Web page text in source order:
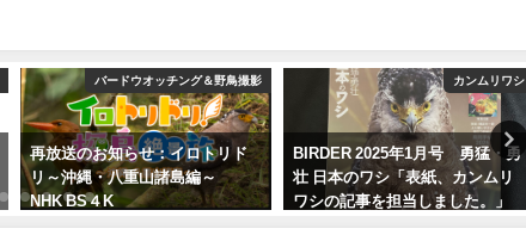
バードウオッチング＆野鳥撮影
再放送のお知らせ：イロトリド
リ～沖縄・八重山諸島編～
NHK BS４K
カンムリワシ
BIRDER 2025年1月号 勇猛・勇
壮 日本のワシ「表紙、カンムリ
ワシの記事を担当しました。」